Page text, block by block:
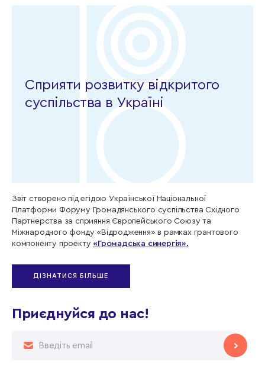
Сприяти розвитку відкритого
суспільства в Україні
Звіт створено під егідою Української Національної
Платформи Форуму Громадянського суспільства Східного
Партнерства за сприяння Європейського Союзу та
Міжнародного фонду «Відродження» в рамках грантового
компоненту проекту «Громадська синергія».
ДІЗНАТИСЯ БІЛЬШЕ
Приєднуйся до нас!